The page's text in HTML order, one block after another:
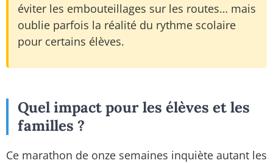
éviter les embouteillages sur les routes… mais
oublie parfois la réalité du rythme scolaire
pour certains élèves.
Quel impact pour les élèves et les
familles ?
Ce marathon de onze semaines inquiète autant les